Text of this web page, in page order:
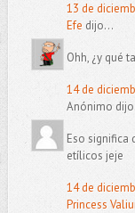
13 de
Efe dijo...
Ohh, ¿y qué
14 de
Anónimo
Eso significa
etílicos jeje
14 de
Princess